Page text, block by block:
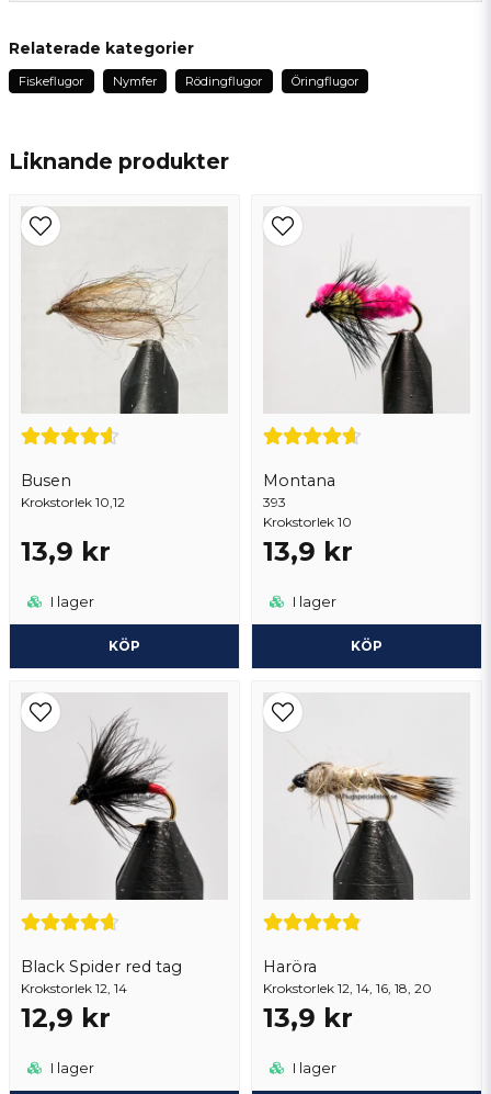
Liknande produkter
Busen
Krokstorlek 10,12
13,9 kr
I lager
KÖP
Montana
393
Krokstorlek 10
13,9 kr
I lager
KÖP
Black Spider red tag
Krokstorlek 12, 14
12,9 kr
I lager
Haröra
Krokstorlek 12, 14, 16, 18, 20
13,9 kr
I lager
Ja, ni får publicera min fråga
Skicka fråga
Jörgen
Relaterade kategorier
Fiskeflugor Nymfer Rödingflugor Öringflugor